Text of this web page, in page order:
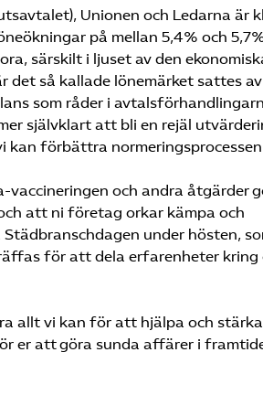
Unionen och Ledarna är
på mellan 5,4% och
särskilt i ljuset av den
det så kallade lönemärket sattes av
som råder i
självklart att bli en rejäl
kan förbättra
vaccineringen och andra åtgärder
att ni företag orkar kämpa och
under hösten,
för att dela erfarenheter kring
allt vi kan för att hjälpa och stärka
er att göra sunda affärer i